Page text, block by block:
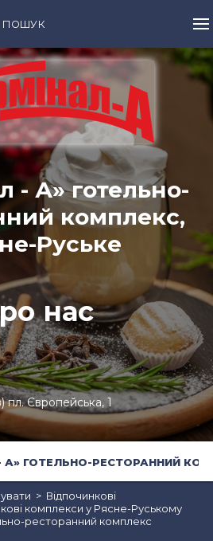
ПОШУК
- А» готельно-
комплекс,
Руське
нас
пл. Європейська, 1
А» ГОТЕЛЬНО-РЕСТОРАННИЙ
Відпочинкові
комплекси у Рясне-Руському
ресторанний комплекс